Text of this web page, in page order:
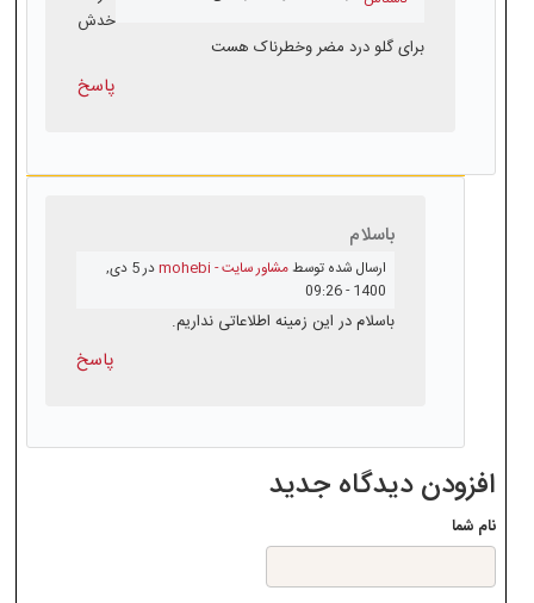
خدش
برای گلو درد مضر وخطرناک هست
پاسخ
باسلام
ارسال شده توسطمشاور سایت - mohebi
در 5 دى,
1400 - 09:26
باسلام در این زمینه اطلاعاتی نداریم.
پاسخ
افزودن دیدگاه جدید
نام شما